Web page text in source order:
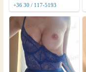
+36 30 / 117-5193